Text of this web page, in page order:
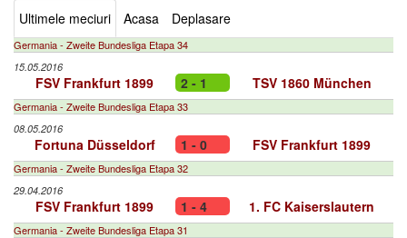
Ultimele meciuri Acasa Deplasare
Germania - Zweite Bundesliga Etapa 34
15.05.2016
FSV Frankfurt 1899 2 - 1 TSV 1860 München
Germania - Zweite Bundesliga Etapa 33
08.05.2016
Fortuna Düsseldorf 1 - 0 FSV Frankfurt 1899
Germania - Zweite Bundesliga Etapa 32
29.04.2016
FSV Frankfurt 1899 1 - 4 1. FC Kaiserslautern
Germania - Zweite Bundesliga Etapa 31